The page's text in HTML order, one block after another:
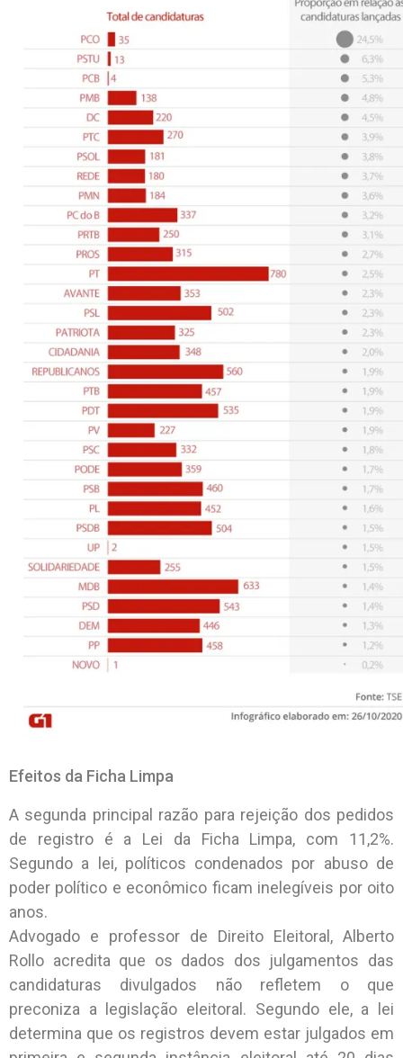
Efeitos da Ficha Limpa
A segunda principal razão para rejeição dos pedidos
de registro é a Lei da Ficha Limpa, com 11,2%.
Segundo a lei, políticos condenados por abuso de
poder político e econômico ficam inelegíveis por oito
anos.
Advogado e professor de Direito Eleitoral, Alberto
Rollo acredita que os dados dos julgamentos das
candidaturas divulgados não refletem o que
preconiza a legislação eleitoral. Segundo ele, a lei
determina que os registros devem estar julgados em